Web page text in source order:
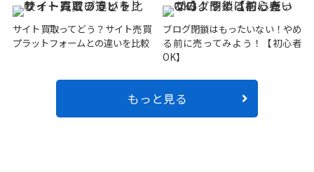
サイト買取ってどう？サイト売買
プラットフォームとの違いを比較
ブログ閉鎖はもったいない！やめ
る前に売ってみよう！【初心者
OK】
もっと見る